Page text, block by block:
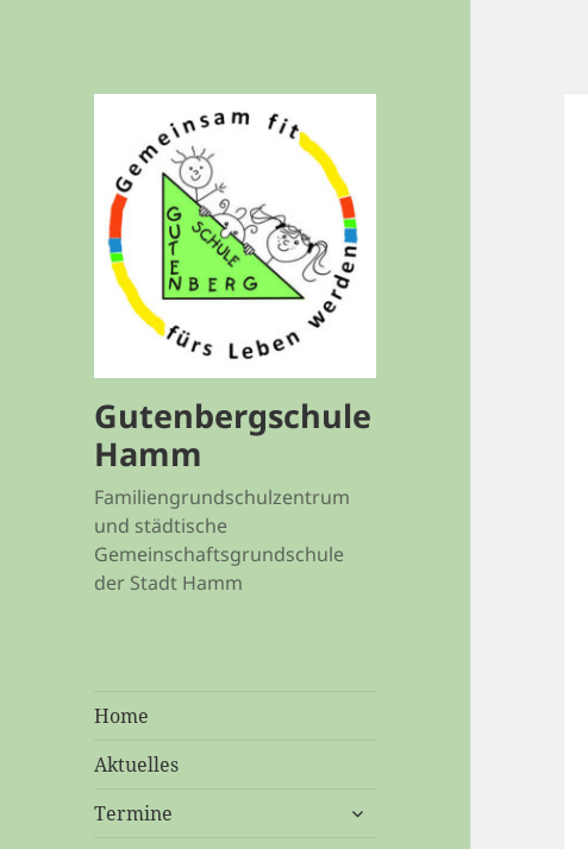
Gutenbergschule
Hamm
Familiengrundschulzentrum
und städtische
Gemeinschaftsgrundschule
der Stadt Hamm
Home
Aktuelles
Termine
untermenü